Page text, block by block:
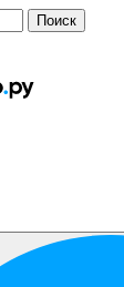
Поиск